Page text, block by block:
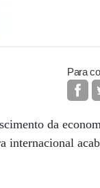
Para
da